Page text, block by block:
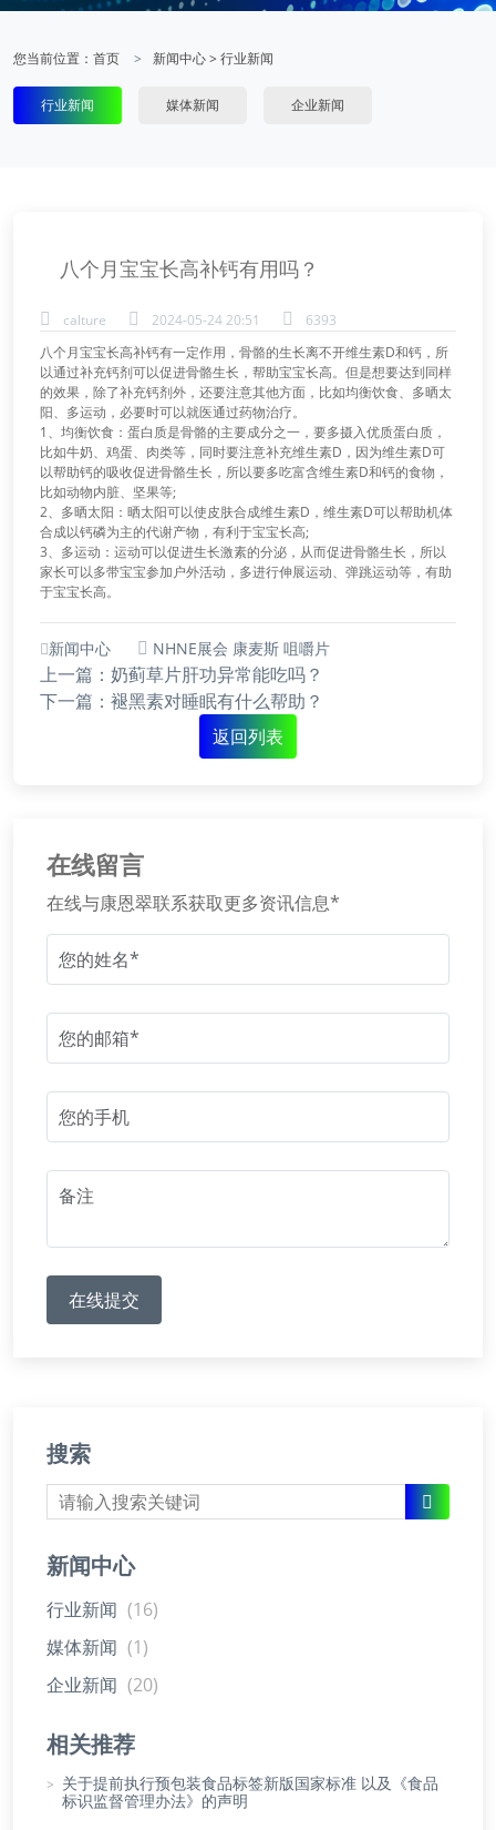
您当前位置： 首页 新闻中心> 行业新闻
行业新闻 媒体新闻 企业新闻
八个月宝宝长高补钙有用吗？
calture 2024-05-24 20:51
6393
八个月宝宝长高补钙有一定作用，骨骼的生长离不开维生素D和钙，所
以通过补充钙剂可以促进骨骼生长，帮助宝宝长高。但是想要达到同样
的效果，除了补充钙剂外，还要注意其他方面，比如均衡饮食、多晒太
阳、多运动，必要时可以就医通过药物治疗。
1、均衡饮食：蛋白质是骨骼的主要成分之一，要多摄入优质蛋白质，
比如牛奶、鸡蛋、肉类等，同时要注意补充维生素D，因为维生素D可
以帮助钙的吸收促进骨骼生长，所以要多吃富含维生素D和钙的食物，
比如动物内脏、坚果等;
2、多晒太阳：晒太阳可以使皮肤合成维生素D，维生素D可以帮助机体
合成以钙磷为主的代谢产物，有利于宝宝长高;
3、多运动：运动可以促进生长激素的分泌，从而促进骨骼生长，所以
家长可以多带宝宝参加户外活动，多进行伸展运动、弹跳运动等，有助
于宝宝长高。
新闻中心 NHNE展会 康麦斯 咀嚼片
上一篇：奶蓟草片肝功异常能吃吗？
下一篇：褪黑素对睡眠有什么帮助？
返回列表
在线留言
在线与康恩翠联系获取更多资讯信息*
在线提交
搜索
新闻中心
行业新闻 (16)
媒体新闻 (1)
企业新闻 (20)
相关推荐
> 关于提前执行预包装食品标签新版国家标准 以及《食品
标识监督管理办法》的声明